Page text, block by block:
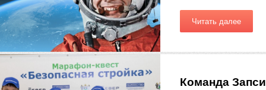
Читать далее
Команда